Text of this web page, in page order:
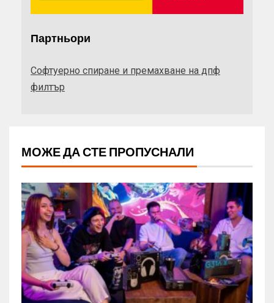
Партньори
Софтуерно спиране и премахване на дпф
филтър
МОЖЕ ДА СТЕ ПРОПУСНАЛИ